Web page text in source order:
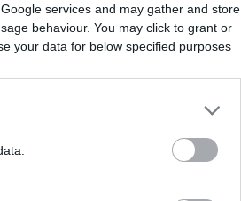
services and may gather and store
behaviour. You may click to grant or
your data for below specified purposes